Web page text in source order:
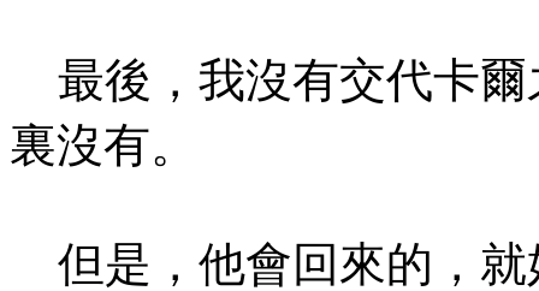
最後，我沒有交代卡爾
裏沒有。
但是，他會回來的，就